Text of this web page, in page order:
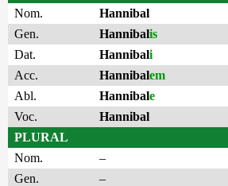
Nom.
Hannibal
Gen.
Hannibalis
Dat.
Hannibali
Acc.
Hannibalem
Abl.
Hannibale
Voc.
Hannibal
PLURAL
Nom.
–
Gen.
–